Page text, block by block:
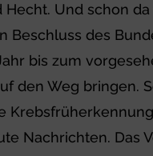
Und schon
Beschluss des
bis zum
den Weg bringen.
Nachrichten.